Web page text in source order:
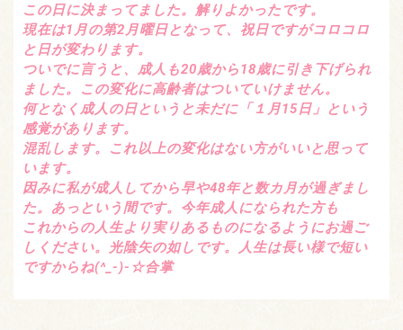
この日に決まってました。解りよかったです。
現在は1月の第2月曜日となって、祝日ですがコロコロ
と日が変わります。
ついでに言うと、成人も20歳から18歳に引き下げられ
ました。この変化に高齢者はついていけません。
何となく成人の日というと未だに「１月15日」という
感覚があります。
混乱します。これ以上の変化はない方がいいと思って
います。
因みに私が成人してから早や48年と数カ月が過ぎまし
た。あっという間です。今年成人になられた方も
これからの人生より実りあるものになるようにお過ご
しください。光陰矢の如しです。人生は長い様で短い
ですからね(^_-)-☆合掌